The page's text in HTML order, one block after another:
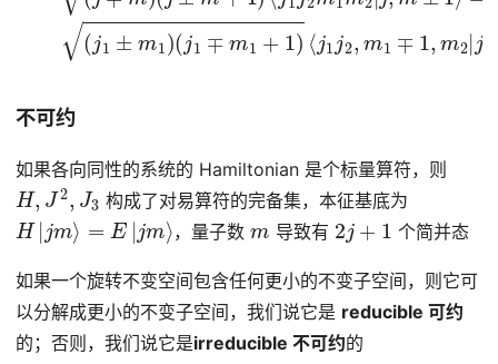
不可约
如果各向同性的系统的 Hamiltonian 是个标量算符，则
H, J 2,J3 构成了对易算符的完备集，本征基底为
H|j m ⟩= E jm⟩ ，量子数m 导致有 2j+ 1 个简并态
如果一个旋转不变空间包含任何更小的不变子空间，则它可
以分解成更小的不变子空间，我们说它是 reducible 可约
的；否则，我们说它是irreducible 不可约的